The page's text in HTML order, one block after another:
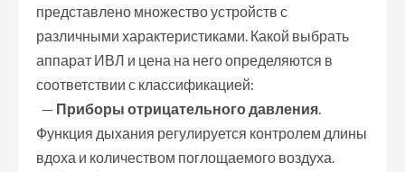
представлено множество устройств с
различными характеристиками. Какой выбрать
аппарат ИВЛ и цена на него определяются в
соответствии с классификацией:
— Приборы отрицательного давления.
Функция дыхания регулируется контролем длины
вдоха и количеством поглощаемого воздуха.